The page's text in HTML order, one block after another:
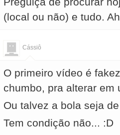
(local ou não) e tudo.
Cássiô
O primeiro vídeo é
chumbo, pra alterar em
Ou talvez a bola seja
Tem condição não... :D